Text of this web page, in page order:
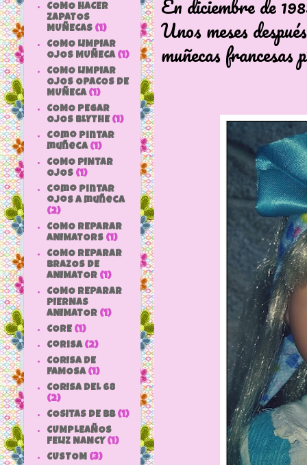
En diciembre de
Unos meses
muñecas francesas
COMO HACER
ZAPATOS
MUÑECAS (1)
COMO LIMPIAR
OJOS MUÑECA (1)
COMO LIMPIAR
OJOS OPACOS DE
MUÑECA (1)
COMO PEGAR
OJOS BLYTHE (1)
como pintar
muñeca (1)
COMO PINTAR
OJOS (1)
como pintar
ojos a muñeca
(2)
COMO REPARAR
ANIMATORS (1)
COMO REPARAR
BRAZOS DE
ANIMATOR (1)
COMO REPARAR
PIERNAS
ANIMATOR (1)
CORE (1)
Corisa (2)
CORISA DE
FAMOSA (1)
CORISA DEL 68
(2)
COSITAS DE bb (1)
CUMPLEAÑOS
FELIZ NANCY (1)
CUSTOM (3)